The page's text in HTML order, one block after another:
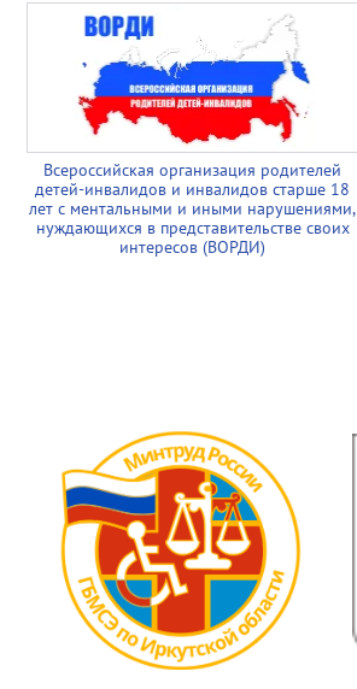
Всероссийская организация родителей
детей-инвалидов и инвалидов старше 18
лет с ментальными и иными нарушениями,
нуждающихся в представительстве своих
интересов (ВОРДИ)